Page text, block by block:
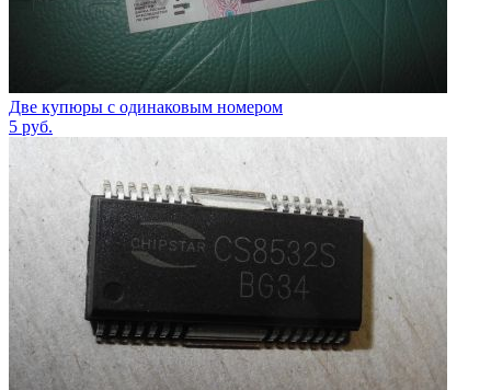
Две купюры с одинаковым номером
5 руб.